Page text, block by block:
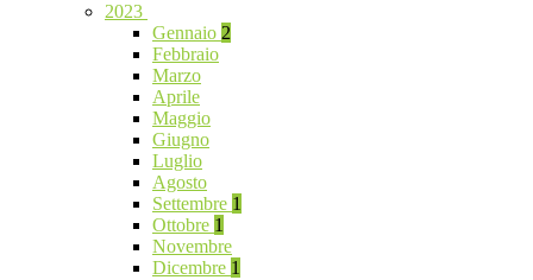
2023
Gennaio 2
Febbraio
Marzo
Aprile
Maggio
Giugno
Luglio
Agosto
Settembre 1
Ottobre 1
Novembre
Dicembre 1